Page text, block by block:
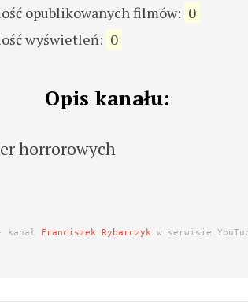
opublikowanych filmów: 0
wyświetleń: 0
Opis kanału:
horrorowych
kanał Franciszek Rybarczyk w serwisie